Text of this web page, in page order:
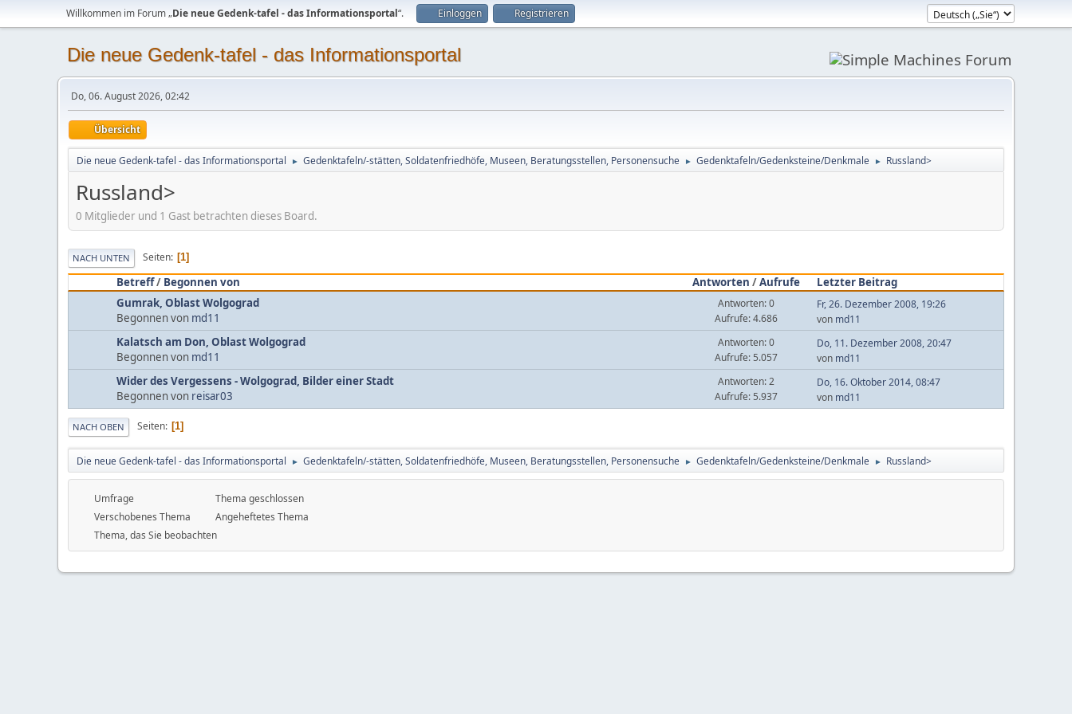
Willkommen im Forum „Die neue Gedenk-tafel - das Informationsportal“. Einloggen Registrieren
Die neue Gedenk-tafel - das Informationsportal
Do, 06. August 2026, 02:42
Übersicht
Die neue Gedenk-tafel - das Informationsportal ► Gedenktafeln/-stätten, Soldatenfriedhöfe, Museen, Beratungsstellen, Personensuche ► Gedenktafeln/Gedenksteine/Denkmale ► Russland>
Russland>
0 Mitglieder und 1 Gast betrachten dieses Board.
NACH UNTEN Seiten 1
Betreff/ Begonnen von Antworten /Aufrufe
Letzter Beitrag
Gumrak, Oblast Wolgograd
Begonnen von md11
Antworten: 0
Aufrufe: 4.686
Fr, 26. Dezember 2008, 19:26
von md11
Kalatsch am Don, Oblast Wolgograd
Begonnen von md11
Antworten: 0
Aufrufe: 5.057
Do, 11. Dezember 2008, 20:47
von md11
Wider des Vergessens - Wolgograd, Bilder einer Stadt
Begonnen von reisar03
Antworten: 2
Aufrufe: 5.937
Do, 16. Oktober 2014, 08:47
von md11
NACH OBEN Seiten 1
Die neue Gedenk-tafel - das Informationsportal ► Gedenktafeln/-stätten, Soldatenfriedhöfe, Museen, Beratungsstellen, Personensuche ► Gedenktafeln/Gedenksteine/Denkmale ► Russland>
Umfrage
Verschobenes Thema
Thema geschlossen
Angeheftetes Thema
Thema, das Sie beobachten